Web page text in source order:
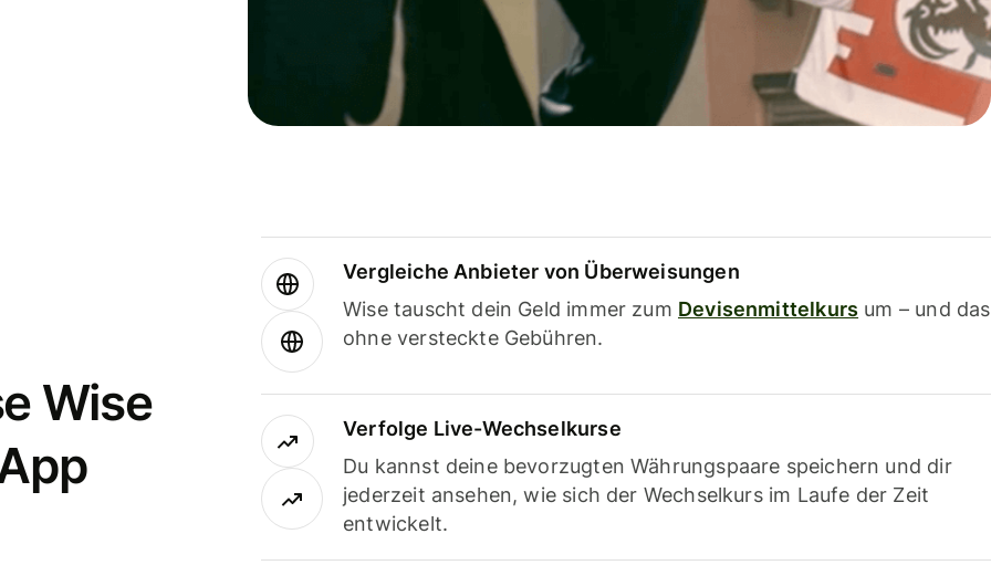
Wise
Vergleiche Anbieter von Überweisungen
Wise tauscht dein Geld immer zum Devisenmittelkurs um – und das
ohne versteckte Gebühren.
Verfolge Live-Wechselkurse
Du kannst deine bevorzugten Währungspaare speichern und dir
jederzeit ansehen, wie sich der Wechselkurs im Laufe der Zeit
entwickelt.